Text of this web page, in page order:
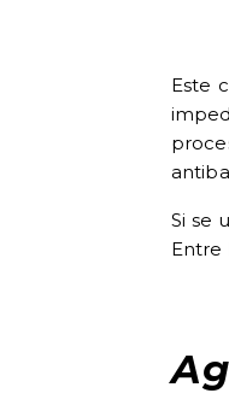
Este
Si se
Entre